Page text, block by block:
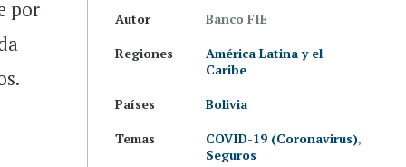
por
Autor
Banco FIE
Regiones
América Latina y el
Caribe
Países
Bolivia
Temas
COVID-19 (Coronavirus),
Seguros